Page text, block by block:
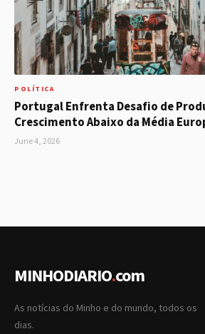
POLÍTICA
Portugal Enfrenta Desafio de
Crescimento Abaixo da Média
June 4, 2026
MINHODIARIO.com
As notícias do Minho e do mundo, todos os
dias.